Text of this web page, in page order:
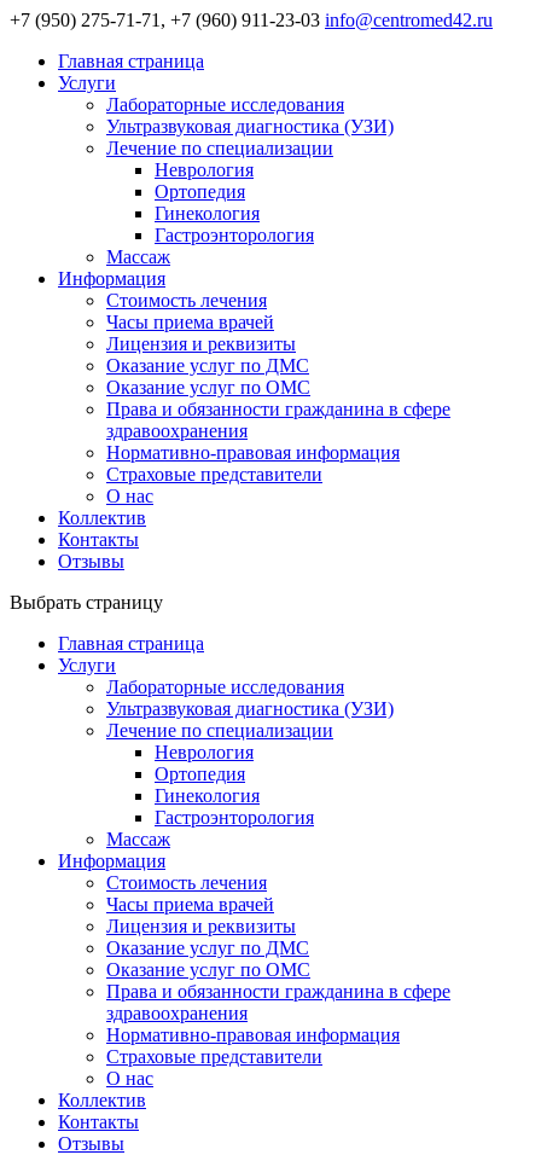
+7 (950) 275-71-71, +7 (960) 911-23-03 info@centromed42.ru
Главная страница
Услуги
Лабораторные исследования
Ультразвуковая диагностика (УЗИ)
Лечение по специализации
Неврология
Ортопедия
Гинекология
Гастроэнторология
Массаж
Информация
Стоимость лечения
Часы приема врачей
Лицензия и реквизиты
Оказание услуг по ДМС
Оказание услуг по ОМС
Права и обязанности гражданина в сфере
здравоохранения
Нормативно-правовая информация
Страховые представители
О нас
Коллектив
Контакты
Отзывы
Выбрать страницу
Главная страница
Услуги
Лабораторные исследования
Ультразвуковая диагностика (УЗИ)
Лечение по специализации
Неврология
Ортопедия
Гинекология
Гастроэнторология
Массаж
Информация
Стоимость лечения
Часы приема врачей
Лицензия и реквизиты
Оказание услуг по ДМС
Оказание услуг по ОМС
Права и обязанности гражданина в сфере
здравоохранения
Нормативно-правовая информация
Страховые представители
О нас
Коллектив
Контакты
Отзывы